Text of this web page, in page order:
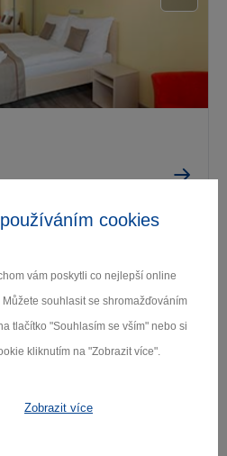
cookies
vám poskytli co nejlepší online
souhlasit se shromažďováním
tlačítko "Souhlasím se vším" nebo si
kliknutím na "Zobrazit více".
Zobrazit více